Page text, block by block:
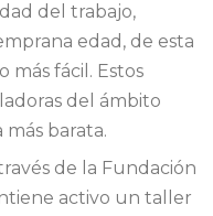
del trabajo,
edad, de esta
más fácil. Estos
del ámbito
barata.
de la Fundación
activo un taller